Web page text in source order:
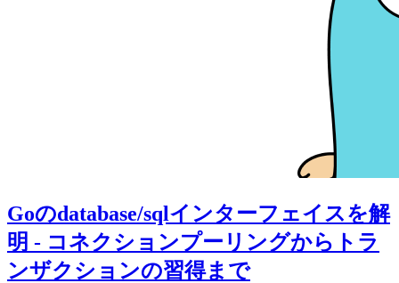
Goのdatabase/sqlインターフェイスを解
明 - コネクションプーリングからトラ
ンザクションの習得まで